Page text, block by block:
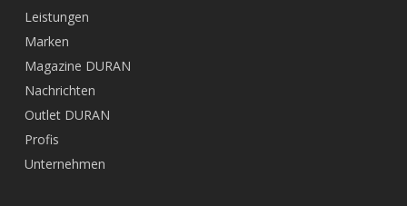
Leistungen
Marken
Magazine DURAN
Nachrichten
Outlet DURAN
Profis
Unternehmen